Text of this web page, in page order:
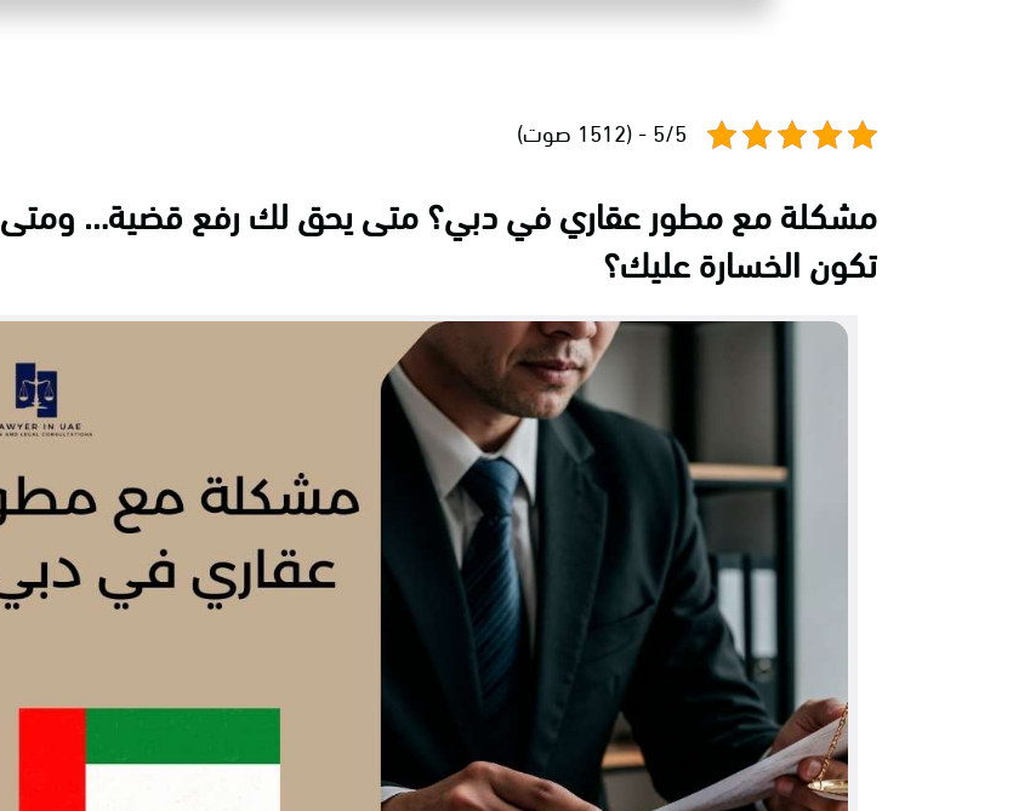
5/5 - (1512 صوت)
مشكلة مع مطور عقاري في دبي؟ متى يحق لك رفع قضية… ومتى
تكون الخسارة عليك؟